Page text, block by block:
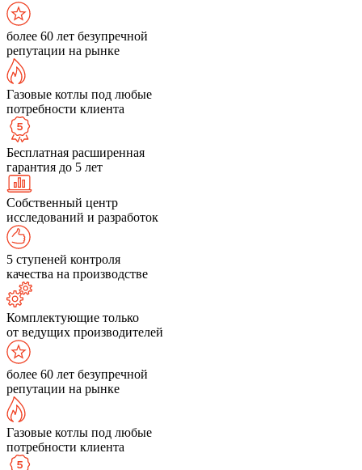
более 60 лет безупречной
репутации на рынке
Газовые котлы под любые
потребности клиента
Бесплатная расширенная
гарантия до 5 лет
Собственный центр
исследований и разработок
5 ступеней контроля
качества на производстве
Комплектующие только
от ведущих производителей
более 60 лет безупречной
репутации на рынке
Газовые котлы под любые
потребности клиента